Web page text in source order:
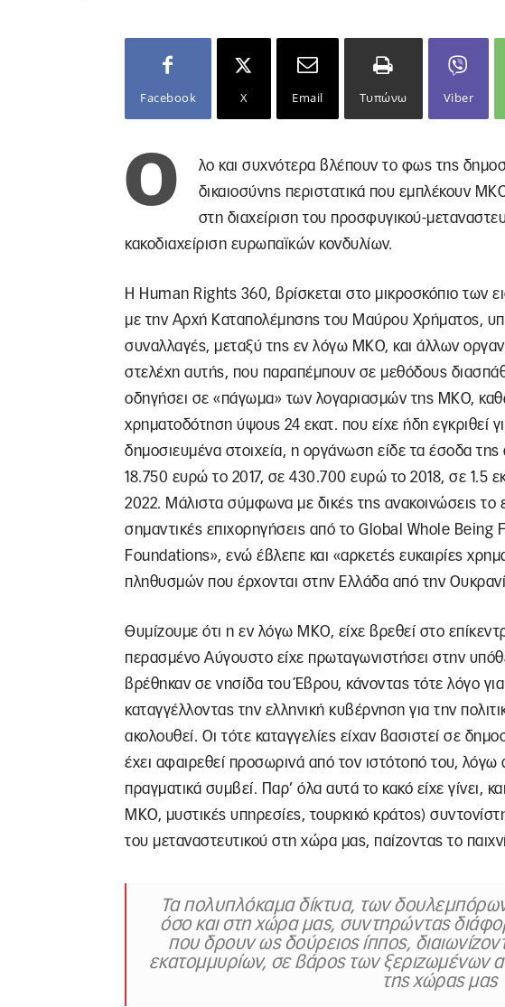
Facebook X Email Τυπώνω Viber
Ό
λο και συχνότερα βλέπουν το φως της
δικαιοσύνης περιστατικά που εμπλέκουν
στη διαχείριση του προσφυγικού-
κακοδιαχείριση ευρωπαϊκών κονδυλίων.
Η Human Rights 360, βρίσκεται στο μικροσκόπιο των
με την Αρχή Καταπολέμησης του Μαύρου Χρήματος,
συναλλαγές, μεταξύ της εν λόγω ΜΚΟ, και άλλων
στελέχη αυτής, που παραπέμπουν σε μεθόδους
οδηγήσει σε «πάγωμα» των λογαριασμών της ΜΚΟ,
χρηματοδότηση ύψους 24 εκατ. που είχε ήδη εγκριθεί
δημοσιευμένα στοιχεία, η οργάνωση είδε τα έσοδα
18.750 ευρώ το 2017, σε 430.700 ευρώ το 2018, σε 1.5
2022. Μάλιστα σύμφωνα με δικές της ανακοινώσεις το
σημαντικές επιχορηγήσεις από το Global Whole Being
Foundations», ενώ έβλεπε και «αρκετές ευκαιρίες
πληθυσμών που έρχονται στην Ελλάδα από την
Θυμίζουμε ότι η εν λόγω ΜΚΟ, είχε βρεθεί στο
περασμένο Αύγουστο είχε πρωταγωνιστήσει στην
βρέθηκαν σε νησίδα του Έβρου, κάνοντας τότε λόγο
καταγγέλλοντας την ελληνική κυβέρνηση για την
ακολουθεί. Οι τότε καταγγελίες είχαν βασιστεί σε
έχει αφαιρεθεί προσωρινά από τον ιστότοπό του, λόγω
πραγματικά συμβεί. Παρ’ όλα αυτά το κακό είχε γίνει,
ΜΚΟ, μυστικές υπηρεσίες, τουρκικό κράτος)
του μεταναστευτικού στη χώρα μας, παίζοντας το
Τα πολυπλόκαμα δίκτυα, των
όσο και στη χώρα μας, συντηρώντας
που δρουν ως δούρειος ίππος,
εκατομμυρίων, σε βάρος των ξεριζωμένων
της χώρας μας